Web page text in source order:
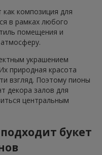
композиция для
в рамках любого
помещения и
украшением
природная красота
взгляд. Поэтому пионы
декора залов для
центральным
букет